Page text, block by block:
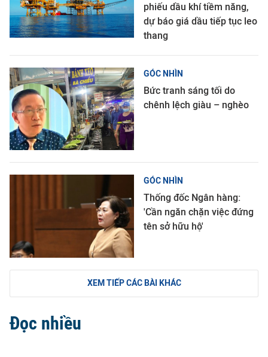
phiếu dầu khí tiềm năng,
dự báo giá dầu tiếp tục leo
thang
GÓC NHÌN
Bức tranh sáng tối do
chênh lệch giàu – nghèo
GÓC NHÌN
Thống đốc Ngân hàng:
'Cần ngăn chặn việc đứng
tên sở hữu hộ'
XEM TIẾP CÁC BÀI KHÁC
Đọc nhiều